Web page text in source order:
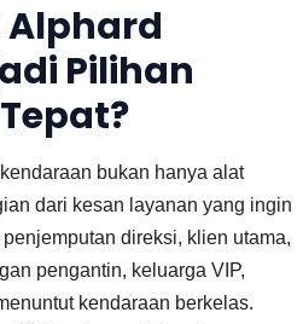
Alphard
Pilihan
bukan hanya alat
dari kesan layanan yang ingin
direksi, klien utama,
pengantin, keluarga VIP,
kendaraan berkelas.